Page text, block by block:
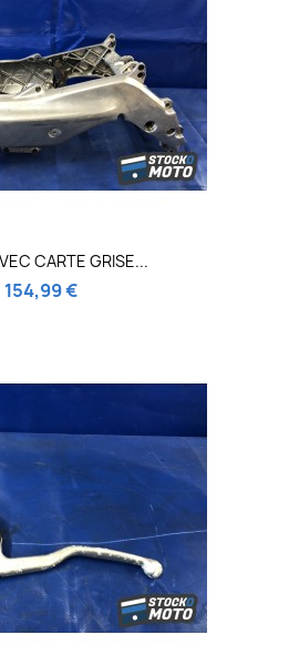
CARTE GRISE...
154,99 €